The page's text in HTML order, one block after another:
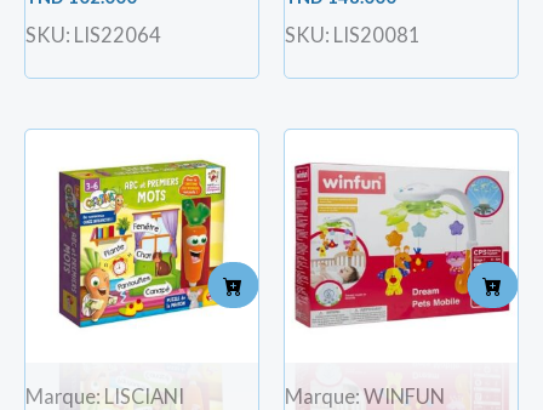
SKU: LIS22064 SKU: LIS20081
Marque: LISCIANI
Marque: WINFUN